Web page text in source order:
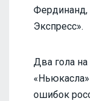
Фердинанд,
Экспресс».
Два гола
ошибок